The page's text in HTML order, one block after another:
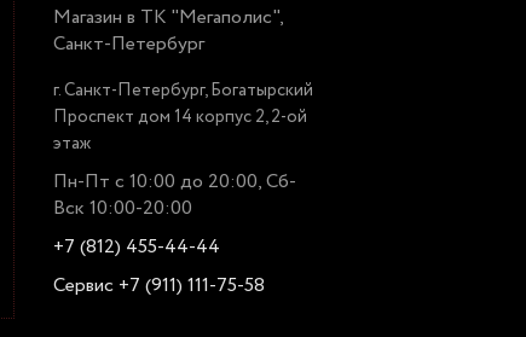
Магазин в ТК "Мегаполис",
Санкт-Петербург
г. Санкт-Петербург, Богатырский
Проспект дом 14 корпус 2, 2-ой
этаж
Пн-Пт с 10:00 до 20:00, Сб-
Вск 10:00-20:00
+7 (812) 455-44-44
Сервис +7 (911) 111-75-58